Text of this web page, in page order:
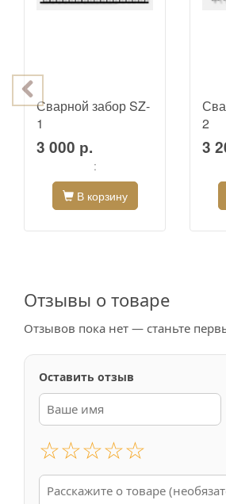
Сварной забор SZ-
1
3 000 р.
:
В корзину
2
3
Отзывы о товаре
Отзывов пока нет — станьте
Оставить отзыв
☆☆☆☆☆